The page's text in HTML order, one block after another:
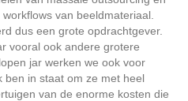
van beeldmateriaal.
dus een grote opdrachtgever.
vooral ook andere grotere
jar werken we ook voor
ben in staat om ze met heel
van de enorme kosten die